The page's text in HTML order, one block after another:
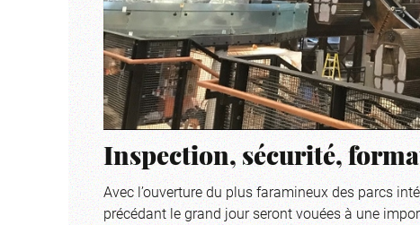
Inspection, sécurité,
Avec l’ouverture du plus faramineux des parcs
précédant le grand jour seront vouées à une